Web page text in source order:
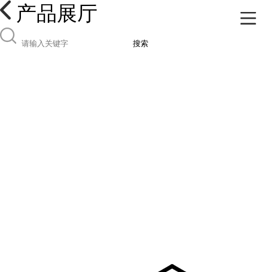
产品展厅
搜索